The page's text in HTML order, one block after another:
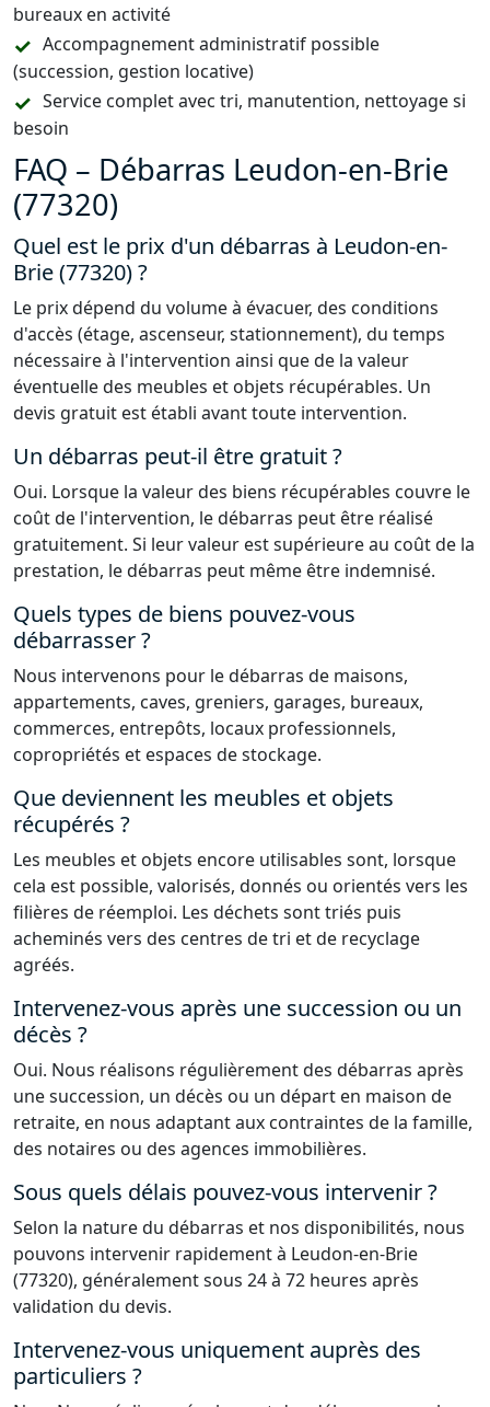
bureaux en activité
Accompagnement administratif possible
(succession, gestion locative)
Service complet avec tri, manutention, nettoyage si
besoin
FAQ – Débarras Leudon-en-Brie
(77320)
Quel est le prix d'un débarras à Leudon-en-
Brie (77320) ?
Le prix dépend du volume à évacuer, des conditions
d'accès (étage, ascenseur, stationnement), du temps
nécessaire à l'intervention ainsi que de la valeur
éventuelle des meubles et objets récupérables. Un
devis gratuit est établi avant toute intervention.
Un débarras peut-il être gratuit ?
Oui. Lorsque la valeur des biens récupérables couvre le
coût de l'intervention, le débarras peut être réalisé
gratuitement. Si leur valeur est supérieure au coût de la
prestation, le débarras peut même être indemnisé.
Quels types de biens pouvez-vous
débarrasser ?
Nous intervenons pour le débarras de maisons,
appartements, caves, greniers, garages, bureaux,
commerces, entrepôts, locaux professionnels,
copropriétés et espaces de stockage.
Que deviennent les meubles et objets
récupérés ?
Les meubles et objets encore utilisables sont, lorsque
cela est possible, valorisés, donnés ou orientés vers les
filières de réemploi. Les déchets sont triés puis
acheminés vers des centres de tri et de recyclage
agréés.
Intervenez-vous après une succession ou un
décès ?
Oui. Nous réalisons régulièrement des débarras après
une succession, un décès ou un départ en maison de
retraite, en nous adaptant aux contraintes de la famille,
des notaires ou des agences immobilières.
Sous quels délais pouvez-vous intervenir ?
Selon la nature du débarras et nos disponibilités, nous
pouvons intervenir rapidement à Leudon-en-Brie
(77320), généralement sous 24 à 72 heures après
validation du devis.
Intervenez-vous uniquement auprès des
particuliers ?